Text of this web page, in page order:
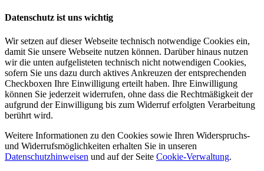
Datenschutz ist uns wichtig
Wir setzen auf dieser Webseite technisch notwendige Cookies ein,
damit Sie unsere Webseite nutzen können. Darüber hinaus nutzen
wir die unten aufgelisteten technisch nicht notwendigen Cookies,
sofern Sie uns dazu durch aktives Ankreuzen der entsprechenden
Checkboxen Ihre Einwilligung erteilt haben. Ihre Einwilligung
können Sie jederzeit widerrufen, ohne dass die Rechtmäßigkeit der
aufgrund der Einwilligung bis zum Widerruf erfolgten Verarbeitung
berührt wird.
Weitere Informationen zu den Cookies sowie Ihren Widerspruchs-
und Widerrufsmöglichkeiten erhalten Sie in unseren
Datenschutzhinweisen und auf der Seite Cookie-Verwaltung​.